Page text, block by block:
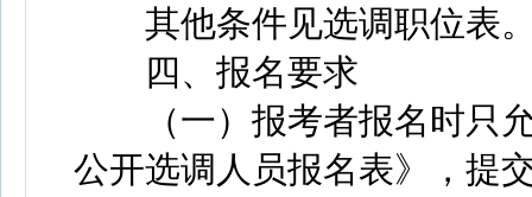
其他条件见选调职位表
四、报名要求
（一）报考者报名时只允
公开选调人员报名表》，提